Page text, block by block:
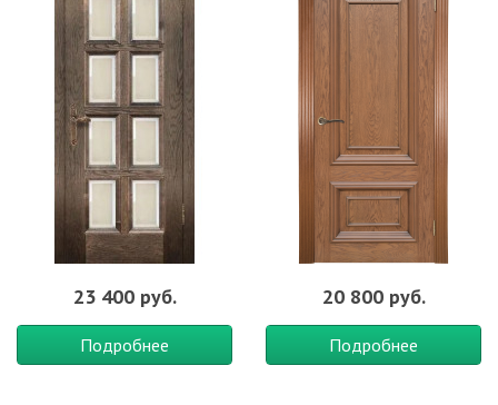
23 400 руб.
Подробнее
20 800 руб.
Подробнее